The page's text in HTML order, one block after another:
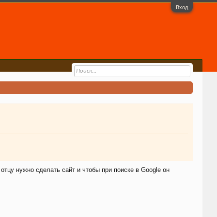
Вход
нужно сделать сайт и чтобы при поиске в Google он